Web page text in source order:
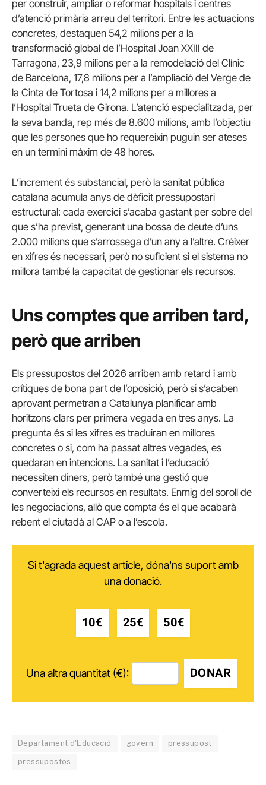
per construir, ampliar o reformar hospitals i centres
d’atenció primària arreu del territori. Entre les actuacions
concretes, destaquen 54,2 milions per a la
transformació global de l’Hospital Joan XXIII de
Tarragona, 23,9 milions per a la remodelació del Clínic
de Barcelona, 17,8 milions per a l’ampliació del Verge de
la Cinta de Tortosa i 14,2 milions per a millores a
l’Hospital Trueta de Girona. L’atenció especialitzada, per
la seva banda, rep més de 8.600 milions, amb l’objectiu
que les persones que ho requereixin puguin ser ateses
en un termini màxim de 48 hores.
L’increment és substancial, però la sanitat pública
catalana acumula anys de dèficit pressupostari
estructural: cada exercici s’acaba gastant per sobre del
que s’ha previst, generant una bossa de deute d’uns
2.000 milions que s’arrossega d’un any a l’altre. Créixer
en xifres és necessari, però no suficient si el sistema no
millora també la capacitat de gestionar els recursos.
Uns comptes que arriben tard,
però que arriben
Els pressupostos del 2026 arriben amb retard i amb
crítiques de bona part de l’oposició, però si s’acaben
aprovant permetran a Catalunya planificar amb
horitzons clars per primera vegada en tres anys. La
pregunta és si les xifres es traduiran en millores
concretes o si, com ha passat altres vegades, es
quedaran en intencions. La sanitat i l’educació
necessiten diners, però també una gestió que
converteixi els recursos en resultats. Enmig del soroll de
les negociacions, allò que compta és el que acabarà
rebent el ciutadà al CAP o a l’escola.
Si t'agrada aquest article, dóna'ns suport amb
una donació.
10€ 25€ 50€
Una altra quantitat (€): DONAR
Departament d'Educació govern pressupost
pressupostos